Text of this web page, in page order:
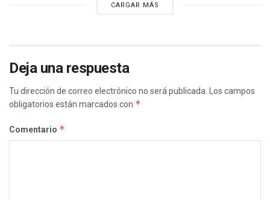
CARGAR MÁS
Deja una respuesta
Tu dirección de correo electrónico no será publicada.
Los campos
obligatorios están marcados con *
Comentario *